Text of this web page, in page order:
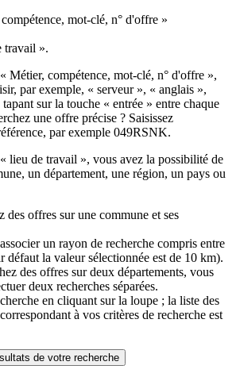
mot-clé, n° d'offre »
travail ».
Métier, compétence, mot-clé, n° d'offre »,
par exemple, « serveur », « anglais »,
tapant sur la touche « entrée » entre chaque
une offre précise ? Saisissez
par exemple 049RSNK.
lieu de travail », vous avez la possibilité de
un département, une région, un pays ou
des offres sur une commune et ses
un rayon de recherche compris entre
défaut la valeur sélectionnée est de 10 km).
des offres sur deux départements, vous
deux recherches séparées.
en cliquant sur la loupe ; la liste des
à vos critères de recherche est
de votre recherche